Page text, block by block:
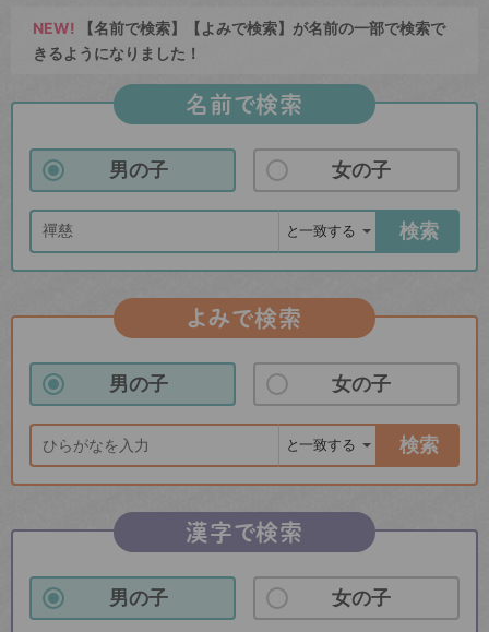
NEW! 【名前で検索】【よみで検索】が名前の一部で検索で
きるようになりました！
名前で検索
男の子 女の子
検索
よみで検索
男の子 女の子
検索
漢字で検索
男の子 女の子